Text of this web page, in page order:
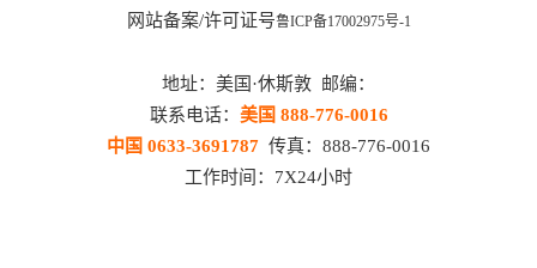
网站备案/许可证号鲁ICP备17002975号-1
地址：美国·休斯敦 邮编：
联系电话： 美国 888-776-0016
中国 0633-3691787 传真：888-776-0016
工作时间：7X24小时